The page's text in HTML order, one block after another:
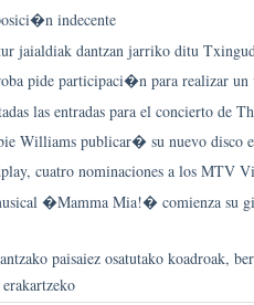
indecente
jaialdiak dantzan jarriko ditu
pide participaci�n para realizar un
las entradas para el concierto de
Williams publicar� su nuevo disco
cuatro nominaciones a los MTV
�Mamma Mia!� comienza su
paisaiez osatutako koadroak,